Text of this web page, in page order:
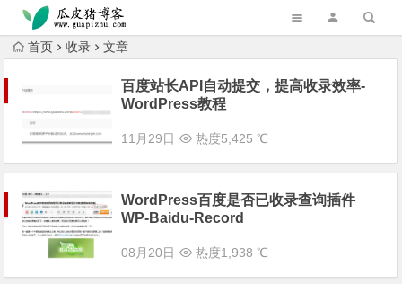
跳转到主内容
首页 收录 文章
百度站长API自动提交，提高收录效率-
WordPress教程
11月29日 热度5,425 ℃
WordPress百度是否已收录查询插件
WP-Baidu-Record
08月20日 热度1,938 ℃